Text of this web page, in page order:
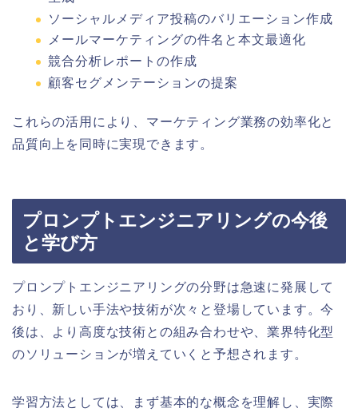
ソーシャルメディア投稿のバリエーション作成
メールマーケティングの件名と本文最適化
競合分析レポートの作成
顧客セグメンテーションの提案
これらの活用により、マーケティング業務の効率化と
品質向上を同時に実現できます。
プロンプトエンジニアリングの今後
と学び方
プロンプトエンジニアリングの分野は急速に発展して
おり、新しい手法や技術が次々と登場しています。今
後は、より高度な技術との組み合わせや、業界特化型
のソリューションが増えていくと予想されます。
学習方法としては、まず基本的な概念を理解し、実際